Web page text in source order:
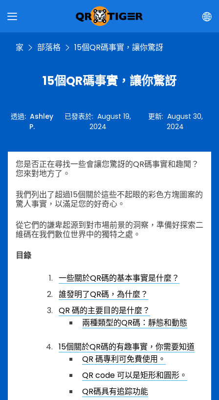
家 部落格 15個QR碼事實，讓你驚訝
15個QR碼事實，讓你驚訝
透過:Ashley
P.
已發表於:August 19,
2024
更新: August 30,
2024
您是否正在尋找一些會讓您驚訝的QR碼事實和趣聞？
您來對地方了。
我們列出了超過15個關於這些不起眼的彩色方塊圖案的
驚人事實，以滿足您的好奇心。
從它們的謙卑起源到對市場前景的洞察，準備好探索二
維碼在我們數位世界中的獨特之處。
目錄
一些關於QR碼的基本事實是什麼？
誰發明了QR碼，為什麼？
QR 碼的主要目的是什麼？
兩種類型的QR碼：靜態和動態
15個關於QR碼的有趣事實，你需要知道
QR 碼專利可免費使用。
QR code 可以是矩形和圓形。
QR碼具有追踪功能